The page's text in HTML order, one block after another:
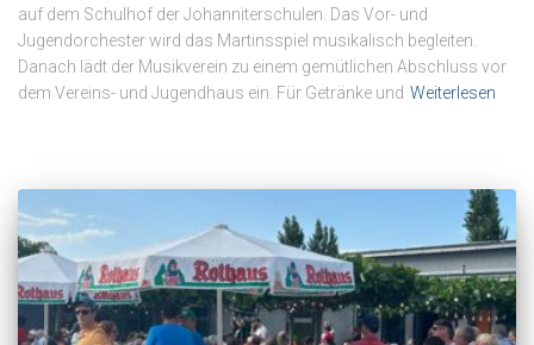
auf dem Schulhof der Johanniterschulen. Das Vor- und
Jugendorchester wird das Martinsspiel musikalisch begleiten.
Danach lädt der Musikverein zu einem gemütlichen Abschluss vor
dem Vereins- und Jugendhaus ein. Für Getränke und Weiterlesen